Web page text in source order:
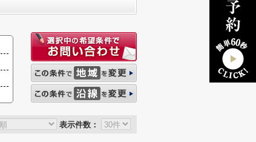
表示件数：